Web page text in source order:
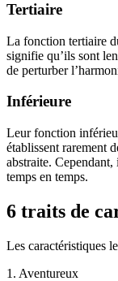
Tertiaire
La fonction tertiaire
signifie qu’ils sont
de perturber
Inférieure
Leur fonction
établissent rarement
abstraite.
temps en temps.
6 traits de
Les caractéristiques
1. Aventureux